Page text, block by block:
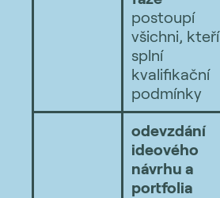
postoupí
všichni, kteří
splní
kvalifikační
podmínky
odevzdání
ideového
návrhu a
portfolia